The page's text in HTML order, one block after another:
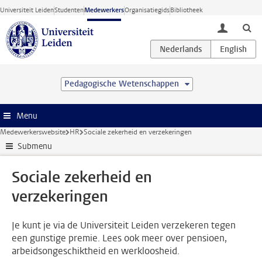
Ga direct naar de inhoud
Universiteit LeidenStudentenMedewerkersOrganisatiegidsBibliotheek
toggle
Pedagogische Wetenschappen
Menu
Medewerkerswebsite HR Sociale zekerheid en verzekeringen
Submenu
Sociale zekerheid en
verzekeringen
Je kunt je via de Universiteit Leiden verzekeren tegen
een gunstige premie. Lees ook meer over pensioen,
arbeidsongeschiktheid en werkloosheid.